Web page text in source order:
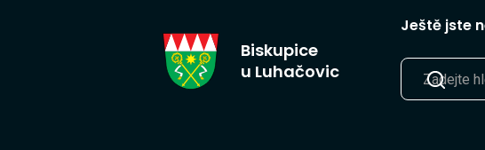
Biskupice
u Luhačovic
Ještě jste